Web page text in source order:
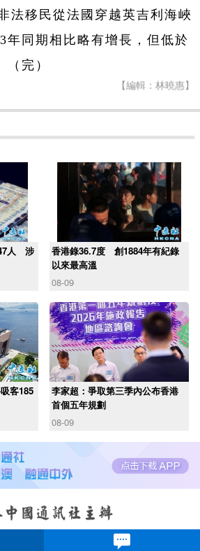
法移民從法國穿越英吉利海峽
年同期相比略有增長，但低於
完）
【編輯：林曉惠】
人 涉
香港錄36.7度 創1884年有紀錄
以來最高溫
08-09
客185
李家超：爭取第三季內公布香港
首個五年規劃
08-09